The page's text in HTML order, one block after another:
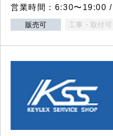
営業時間：6:30〜19:00
販売可 工事・取付可